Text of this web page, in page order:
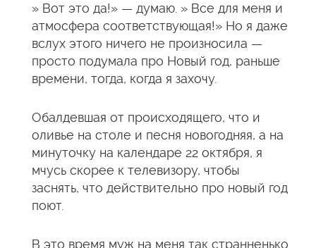
» Вот это да!» — думаю. » Все для меня и
атмосфера соответствующая!» Но я даже
вслух этого ничего не произносила —
просто подумала про Новый год, раньше
времени, тогда, когда я захочу.
Обалдевшая от происходящего, что и
оливье на столе и песня новогодняя, а на
минуточку на календаре 22 октября, я
мчусь скорее к телевизору, чтобы
заснять, что действительно про новый год
поют.
В это время муж на меня так странненько